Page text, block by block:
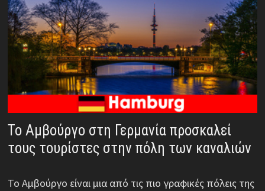
Το Αμβούργο στη Γερμανία προσκαλεί
τους τουρίστες στην πόλη των καναλιών
Το Αμβούργο είναι μια από τις πιο γραφικές πόλεις της